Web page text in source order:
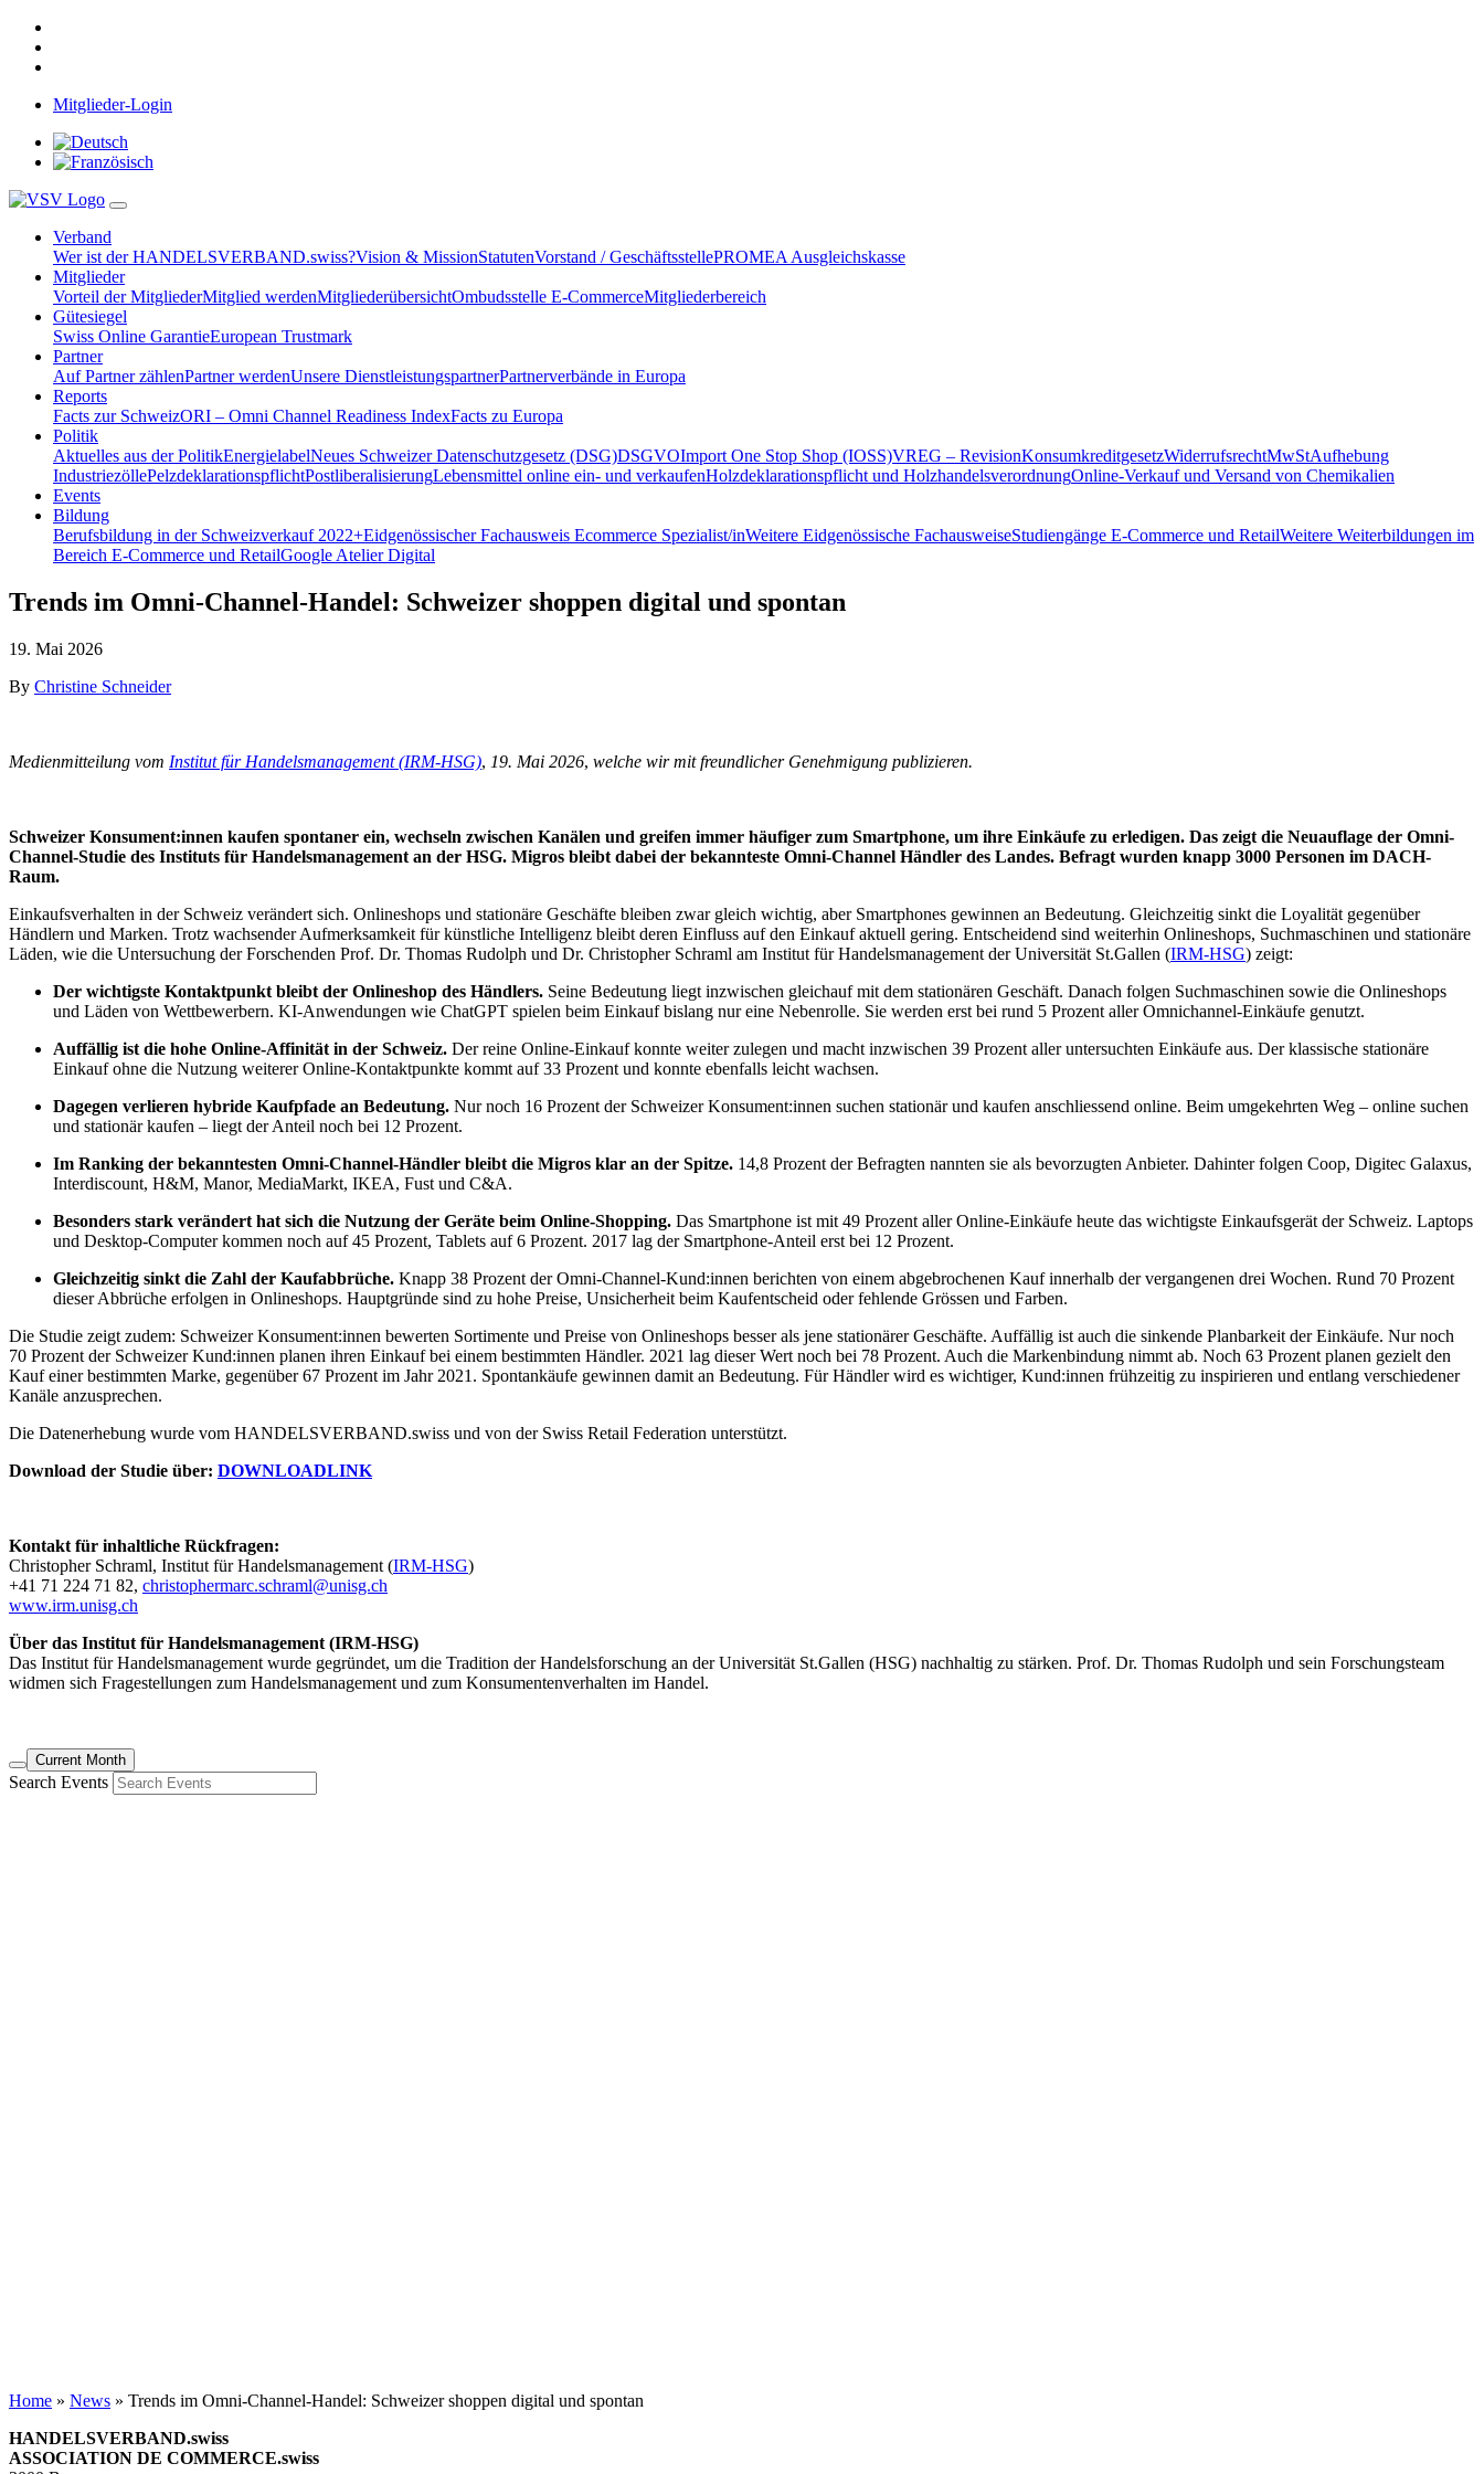
Mitglieder-Login
Verband
Wer ist der HANDELSVERBAND.swiss?Vision & MissionStatutenVorstand / GeschäftsstellePROMEA Ausgleichskasse
Mitglieder
Vorteil der MitgliederMitglied werdenMitgliederübersichtOmbudsstelle E-CommerceMitgliederbereich
Gütesiegel
Swiss Online GarantieEuropean Trustmark
Partner
Auf Partner zählenPartner werdenUnsere DienstleistungspartnerPartnerverbände in Europa
Reports
Facts zur SchweizORI – Omni Channel Readiness IndexFacts zu Europa
Politik
Aktuelles aus der PolitikEnergielabelNeues Schweizer Datenschutzgesetz (DSG)DSGVOImport One Stop Shop (IOSS)VREG – RevisionKonsumkreditgesetzWiderrufsrechtMwStAufhebung
IndustriezöllePelzdeklarationspflichtPostliberalisierungLebensmittel online ein- und verkaufenHolzdeklarationspflicht und HolzhandelsverordnungOnline-Verkauf und Versand von Chemikalien
Events
Bildung
Berufsbildung in der Schweizverkauf 2022+Eidgenössischer Fachausweis Ecommerce Spezialist/inWeitere Eidgenössische FachausweiseStudiengänge E-Commerce und RetailWeitere Weiterbildungen im
Bereich E-Commerce und RetailGoogle Atelier Digital
Trends im Omni-Channel-Handel: Schweizer shoppen digital und spontan
19. Mai 2026
By Christine Schneider
Medienmitteilung vom Institut für Handelsmanagement (IRM-HSG), 19. Mai 2026, welche wir mit freundlicher Genehmigung publizieren.
Schweizer Konsument:innen kaufen spontaner ein, wechseln zwischen Kanälen und greifen immer häufiger zum Smartphone, um ihre Einkäufe zu erledigen. Das zeigt die Neuauflage der Omni-
Channel-Studie des Instituts für Handelsmanagement an der HSG. Migros bleibt dabei der bekannteste Omni-Channel Händler des Landes. Befragt wurden knapp 3000 Personen im DACH-
Raum.
Einkaufsverhalten in der Schweiz verändert sich. Onlineshops und stationäre Geschäfte bleiben zwar gleich wichtig, aber Smartphones gewinnen an Bedeutung. Gleichzeitig sinkt die Loyalität gegenüber
Händlern und Marken. Trotz wachsender Aufmerksamkeit für künstliche Intelligenz bleibt deren Einfluss auf den Einkauf aktuell gering. Entscheidend sind weiterhin Onlineshops, Suchmaschinen und stationäre
Läden, wie die Untersuchung der Forschenden Prof. Dr. Thomas Rudolph und Dr. Christopher Schraml am Institut für Handelsmanagement der Universität St.Gallen (IRM-HSG) zeigt:
Der wichtigste Kontaktpunkt bleibt der Onlineshop des Händlers. Seine Bedeutung liegt inzwischen gleichauf mit dem stationären Geschäft. Danach folgen Suchmaschinen sowie die Onlineshops
und Läden von Wettbewerbern. KI-Anwendungen wie ChatGPT spielen beim Einkauf bislang nur eine Nebenrolle. Sie werden erst bei rund 5 Prozent aller Omnichannel-Einkäufe genutzt.
Auffällig ist die hohe Online-Affinität in der Schweiz. Der reine Online-Einkauf konnte weiter zulegen und macht inzwischen 39 Prozent aller untersuchten Einkäufe aus. Der klassische stationäre
Einkauf ohne die Nutzung weiterer Online-Kontaktpunkte kommt auf 33 Prozent und konnte ebenfalls leicht wachsen.
Dagegen verlieren hybride Kaufpfade an Bedeutung. Nur noch 16 Prozent der Schweizer Konsument:innen suchen stationär und kaufen anschliessend online. Beim umgekehrten Weg – online suchen
und stationär kaufen – liegt der Anteil noch bei 12 Prozent.
Im Ranking der bekanntesten Omni-Channel-Händler bleibt die Migros klar an der Spitze. 14,8 Prozent der Befragten nannten sie als bevorzugten Anbieter. Dahinter folgen Coop, Digitec Galaxus,
Interdiscount, H&M, Manor, MediaMarkt, IKEA, Fust und C&A.
Besonders stark verändert hat sich die Nutzung der Geräte beim Online-Shopping. Das Smartphone ist mit 49 Prozent aller Online-Einkäufe heute das wichtigste Einkaufsgerät der Schweiz. Laptops
und Desktop-Computer kommen noch auf 45 Prozent, Tablets auf 6 Prozent. 2017 lag der Smartphone-Anteil erst bei 12 Prozent.
Gleichzeitig sinkt die Zahl der Kaufabbrüche. Knapp 38 Prozent der Omni-Channel-Kund:innen berichten von einem abgebrochenen Kauf innerhalb der vergangenen drei Wochen. Rund 70 Prozent
dieser Abbrüche erfolgen in Onlineshops. Hauptgründe sind zu hohe Preise, Unsicherheit beim Kaufentscheid oder fehlende Grössen und Farben.
Die Studie zeigt zudem: Schweizer Konsument:innen bewerten Sortimente und Preise von Onlineshops besser als jene stationärer Geschäfte. Auffällig ist auch die sinkende Planbarkeit der Einkäufe. Nur noch
70 Prozent der Schweizer Kund:innen planen ihren Einkauf bei einem bestimmten Händler. 2021 lag dieser Wert noch bei 78 Prozent. Auch die Markenbindung nimmt ab. Noch 63 Prozent planen gezielt den
Kauf einer bestimmten Marke, gegenüber 67 Prozent im Jahr 2021. Spontankäufe gewinnen damit an Bedeutung. Für Händler wird es wichtiger, Kund:innen frühzeitig zu inspirieren und entlang verschiedener
Kanäle anzusprechen.
Die Datenerhebung wurde vom HANDELSVERBAND.swiss und von der Swiss Retail Federation unterstützt.
Download der Studie über: DOWNLOADLINK
Kontakt für inhaltliche Rückfragen:
Christopher Schraml, Institut für Handelsmanagement (IRM-HSG)
+41 71 224 71 82, christophermarc.schraml@unisg.ch
www.irm.unisg.ch
Über das Institut für Handelsmanagement (IRM-HSG)
Das Institut für Handelsmanagement wurde gegründet, um die Tradition der Handelsforschung an der Universität St.Gallen (HSG) nachhaltig zu stärken. Prof. Dr. Thomas Rudolph und sein Forschungsteam
widmen sich Fragestellungen zum Handelsmanagement und zum Konsumentenverhalten im Handel.
Current Month
Search Events
Home » News » Trends im Omni-Channel-Handel: Schweizer shoppen digital und spontan
HANDELSVERBAND.swiss
ASSOCIATION DE COMMERCE.swiss